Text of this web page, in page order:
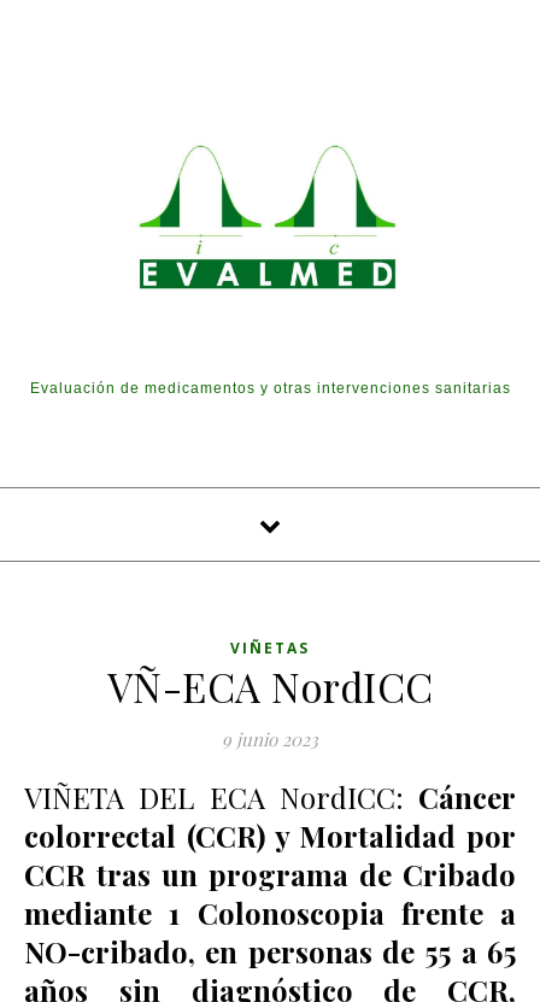
Evaluación de medicamentos y otras intervenciones sanitarias
VIÑETAS
VÑ-ECA NordICC
9 junio 2023
VIÑETA DEL ECA NordICC: Cáncer
colorrectal (CCR) y Mortalidad por
CCR tras un programa de Cribado
mediante 1 Colonoscopia frente a
NO-cribado, en personas de 55 a 65
años sin diagnóstico de CCR,